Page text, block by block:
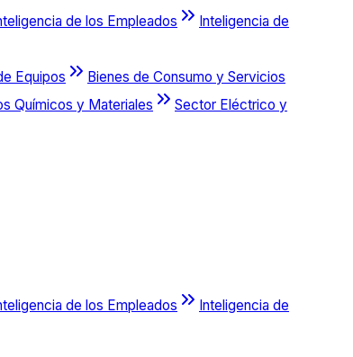
de los Empleados
Inteligencia de
Equipos
Bienes de Consumo y Servicios
Químicos y Materiales
Sector Eléctrico y
de los Empleados
Inteligencia de